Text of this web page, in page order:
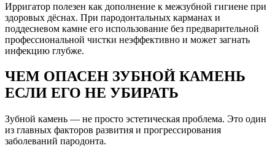
Ирригатор полезен как дополнение к межзубной гигиене при
здоровых дёснах. При пародонтальных карманах и
поддесневом камне его использование без предварительной
профессиональной чистки неэффективно и может загнать
инфекцию глубже.
ЧЕМ ОПАСЕН ЗУБНОЙ КАМЕНЬ
ЕСЛИ ЕГО НЕ УБИРАТЬ
Зубной камень — не просто эстетическая проблема. Это один
из главных факторов развития и прогрессирования
заболеваний пародонта.